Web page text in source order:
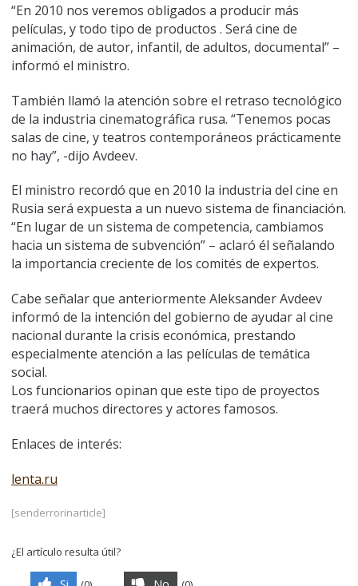
“En 2010 nos veremos obligados a producir más
películas, y todo tipo de productos . Será cine de
animación, de autor, infantil, de adultos, documental” –
informó el ministro.
También llamó la atención sobre el retraso tecnológico
de la industria cinematográfica rusa. “Tenemos pocas
salas de cine, y teatros contemporáneos prácticamente
no hay”, -dijo Avdeev.
El ministro recordó que en 2010 la industria del cine en
Rusia será expuesta a un nuevo sistema de financiación.
“En lugar de un sistema de competencia, cambiamos
hacia un sistema de subvención” – aclaró él señalando
la importancia creciente de los comités de expertos.
Cabe señalar que anteriormente Aleksander Avdeev
informó de la intención del gobierno de ayudar al cine
nacional durante la crisis económica, prestando
especialmente atención a las películas de temática
social.
Los funcionarios opinan que este tipo de proyectos
traerá muchos directores y actores famosos.
Enlaces de interés:
lenta.ru
[senderrorinarticle]
¿El artículo resulta útil?